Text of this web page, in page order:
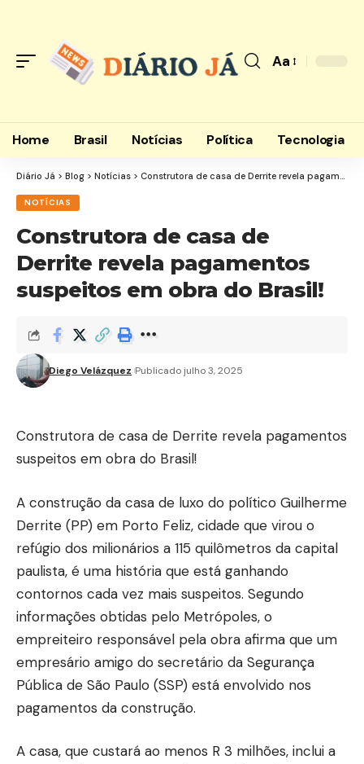
Font
Aa
Home Brasil Notícias Política Tecnologia
Diário Já > Blog > Notícias > Construtora de casa de Derrite revela pagamentos suspeitos em obra do Brasil!
NOTÍCIAS
Construtora de casa de
Derrite revela pagamentos
suspeitos em obra do Brasil!
Diego Velázquez Publicado julho 3, 2025
Construtora de casa de Derrite revela pagamentos
suspeitos em obra do Brasil!
A construção da casa de luxo do político Guilherme
Derrite (PP) em Porto Feliz, cidade que virou o
refúgio dos milionários a 115 quilômetros da capital
paulista, é uma história que está ganhando
contornos cada vez mais suspeitos. Segundo
informações obtidas pelo Metrópoles, o
empreiteiro responsável pela obra afirma que um
empresário amigo do secretário da Segurança
Pública de São Paulo (SSP) está envolvido nos
pagamentos da construção.
A casa, que custará ao menos R 3 milhões, inclui a